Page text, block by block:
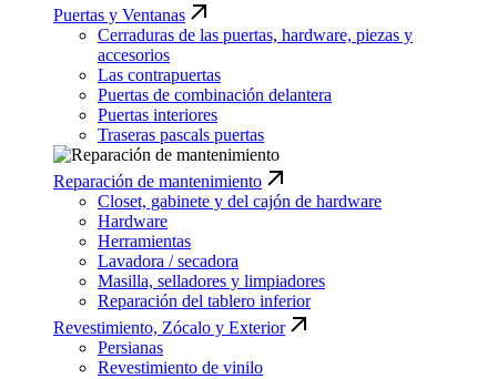
Puertas y Ventanas
Cerraduras de las puertas, hardware, piezas y
accesorios
Las contrapuertas
Puertas de combinación delantera
Puertas interiores
Traseras pascals puertas
Reparación de mantenimiento
Closet, gabinete y del cajón de hardware
Hardware
Herramientas
Lavadora / secadora
Masilla, selladores y limpiadores
Reparación del tablero inferior
Revestimiento, Zócalo y Exterior
Persianas
Revestimiento de vinilo